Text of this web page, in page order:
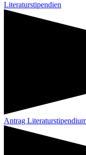
Literaturstipendien
Antrag